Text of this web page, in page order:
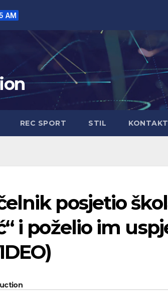
AM
REC SPORT STIL KONTAKT
posjetio
i poželio im